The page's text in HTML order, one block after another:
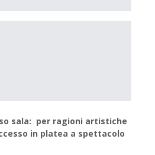
sala: per ragioni artistiche
in platea a spettacolo